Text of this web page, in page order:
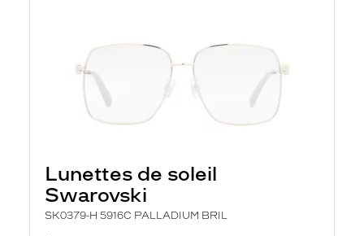
Lunettes de soleil
Swarovski
SK0379-H 5916C PALLADIUM BRIL